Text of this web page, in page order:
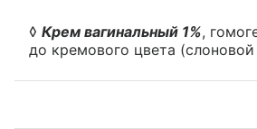
◊ Крем вагинальный 1%,
до кремового цвета